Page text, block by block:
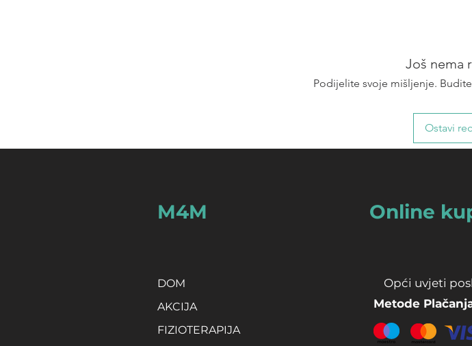
Još nema
Podijelite svoje mišljenje.
Ostavi
M4M Online
DOM
AKCIJA
FIZIOTERAPIJA
Opći uvjeti
Metode